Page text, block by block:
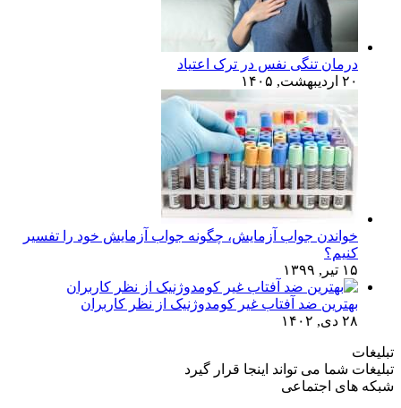
درمان تنگی نفس در ترک اعتیاد
۲۰ اردیبهشت, ۱۴۰۵
خواندن جواب آزمایش، چگونه جواب آزمایش خود را تفسیر
کنیم؟
۱۵ تیر, ۱۳۹۹
بهترین ضد آفتاب غیر کومدوژنیک از نظر کاربران
۲۸ دی, ۱۴۰۲
تبلیغات
تبلیغات شما می تواند اینجا قرار گیرد
شبکه های اجتماعی